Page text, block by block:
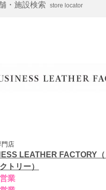
・施設検索 store locator
門店
LEATHER FACTORY
トリー）
業